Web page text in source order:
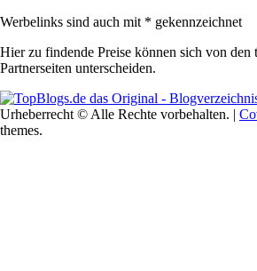
Werbelinks sind auch mit * gekennzeichnet
Hier zu findende Preise können sich von den
Partnerseiten unterscheiden.
Urheberrecht © Alle Rechte vorbehalten. |
themes.